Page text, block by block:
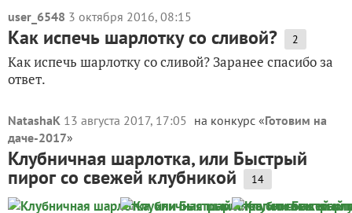
user_6548 3 октября 2016, 08:15
Как испечь шарлотку со сливой? 2
Как испечь шарлотку со сливой? Заранее спасибо за
ответ.
NatashaK 13 августа 2017, 17:05 на конкурс «Готовим на
даче-2017»
Клубничная шарлотка, или Быстрый
пирог со свежей клубникой 14